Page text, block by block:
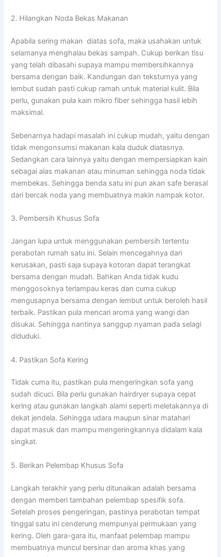
2. Hilangkan Noda Bekas Makanan
Apabila sering makan diatas sofa, maka usahakan untuk
selamanya menghalau bekas sampah. Cukup berikan tisu
yang telah dibasahi supaya mampu membersihkannya
bersama dengan baik. Kandungan dan teksturnya yang
lembut sudah pasti cukup ramah untuk material kulit. Bila
perlu, gunakan pula kain mikro fiber sehingga hasil lebih
maksimal.
Sebenarnya hadapi masalah ini cukup mudah, yaitu dengan
tidak mengonsumsi makanan kala duduk diatasnya.
Sedangkan cara lainnya yaitu dengan mempersiapkan kain
sebagai alas makanan atau minuman sehingga noda tidak
membekas. Sehingga benda satu ini pun akan safe berasal
dari bercak noda yang membuatnya makin nampak kotor.
3. Pembersih Khusus Sofa
Jangan lupa untuk menggunakan pembersih tertentu
perabotan rumah satu ini. Selain mencegahnya dari
kerusakan, pasti saja supaya kotoran dapat terangkat
bersama dengan mudah. Bahkan Anda tidak kudu
menggosoknya terlampau keras dan cuma cukup
mengusapnya bersama dengan lembut untuk beroleh hasil
terbaik. Pastikan pula mencari aroma yang wangi dan
disukai. Sehingga nantinya sanggup nyaman pada selagi
diduduki.
4. Pastikan Sofa Kering
Tidak cuma itu, pastikan pula mengeringkan sofa yang
sudah dicuci. Bila perlu gunakan hairdryer supaya cepat
kering atau gunakan langkah alami seperti meletakannya di
dekat jendela. Sehingga udara maupun sinar matahari
dapat masuk dan mampu mengeringkannya didalam kala
singkat.
5. Berikan Pelembap Khusus Sofa
Langkah terakhir yang perlu ditunaikan adalah bersama
dengan memberi tambahan pelembap spesifik sofa.
Setelah proses pengeringan, pastinya perabotan tempat
tinggal satu ini cenderung mempunyai permukaan yang
kering. Oleh gara-gara itu, manfaat pelembap mampu
membuatnya muncul bersinar dan aroma khas yang